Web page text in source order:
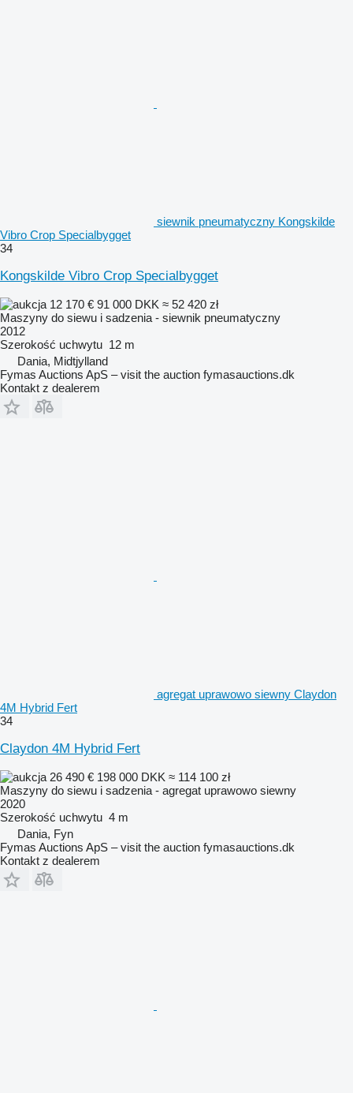
siewnik pneumatyczny Kongskilde
Vibro Crop Specialbygget
34
Kongskilde Vibro Crop Specialbygget
12 170 € 91 000 DKK ≈ 52 420 zł
Maszyny do siewu i sadzenia - siewnik pneumatyczny
2012
Szerokość uchwytu 12 m
Dania, Midtjylland
Fymas Auctions ApS – visit the auction fymasauctions.dk
Kontakt z dealerem
agregat uprawowo siewny Claydon
4M Hybrid Fert
34
Claydon 4M Hybrid Fert
26 490 € 198 000 DKK ≈ 114 100 zł
Maszyny do siewu i sadzenia - agregat uprawowo siewny
2020
Szerokość uchwytu 4 m
Dania, Fyn
Fymas Auctions ApS – visit the auction fymasauctions.dk
Kontakt z dealerem